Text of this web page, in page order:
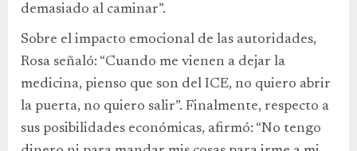
demasiado al caminar”.
Sobre el impacto emocional de las autoridades,
Rosa señaló: “Cuando me vienen a dejar la
medicina, pienso que son del ICE, no quiero abrir
la puerta, no quiero salir”. Finalmente, respecto a
sus posibilidades económicas, afirmó: “No tengo